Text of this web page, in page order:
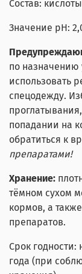
Состав:
Значение pH:
по назначению
использовать
спецодежду.
попадании на
обратиться к
препаратами!
Хранение:
тёмном сухом
кормов, а
препаратов.
Срок годности:
года (при